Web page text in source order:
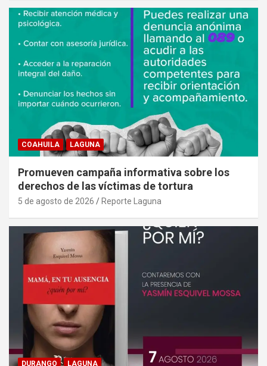
COAHUILA LAGUNA
Promueven campaña informativa sobre los
derechos de las víctimas de tortura
5 de agosto de 2026 Reporte Laguna
DURANGO LAGUNA